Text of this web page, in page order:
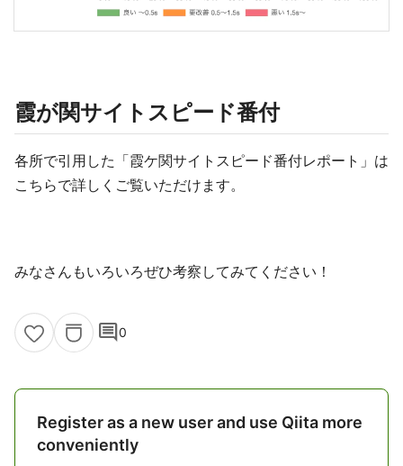
霞が関サイトスピード番付
各所で引用した「霞ケ関サイトスピード番付レポート」は
こちらで詳しくご覧いただけます。
みなさんもいろいろぜひ考察してみてください！
comment0
Register as a new user and use Qiita more
conveniently